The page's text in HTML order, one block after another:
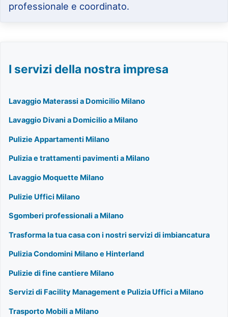
professionale e coordinato.
I servizi della nostra impresa
Lavaggio Materassi a Domicilio Milano
Lavaggio Divani a Domicilio a Milano
Pulizie Appartamenti Milano
Pulizia e trattamenti pavimenti a Milano
Lavaggio Moquette Milano
Pulizie Uffici Milano
Sgomberi professionali a Milano
Trasforma la tua casa con i nostri servizi di imbiancatura
Pulizia Condomini Milano e Hinterland
Pulizie di fine cantiere Milano
Servizi di Facility Management e Pulizia Uffici a Milano
Trasporto Mobili a Milano